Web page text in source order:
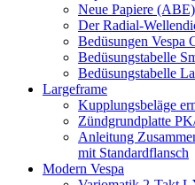
Neue Papiere (ABE)
Der Radial-
Bedüsungen Vespa
Bedüsungstabelle
Bedüsungstabelle
Largeframe
Kupplungsbeläge
Zündgrundplatte
Anleitung
mit Standardflansch
Modern Vespa